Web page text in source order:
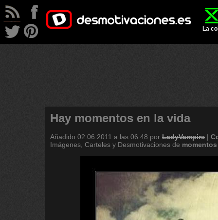
La
Hay momentos en la vida
Añadido 02.06.2011 a las 06:48 por LadyVampire |
Imágenes, Carteles y Desmotivaciones de momentos